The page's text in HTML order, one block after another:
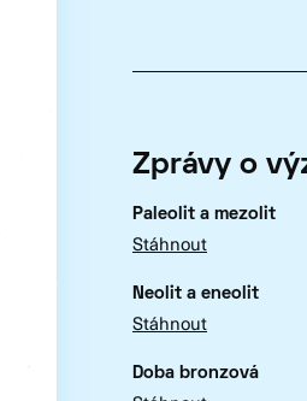
Zprávy o
Paleolit a mezolit
Stáhnout
Neolit a eneolit
Stáhnout
Doba bronzová